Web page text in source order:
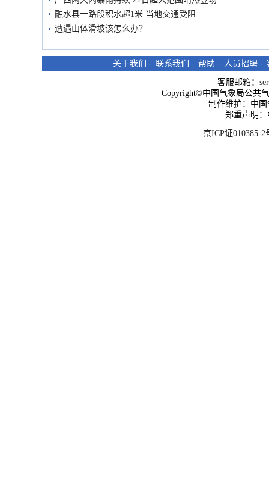
融水县一路段积水超1米 当地交通受阻
遭遇山体滑坡该怎么办？
关于我们 - 联系我们 - 帮助 - 人员招聘 -
客服邮箱：
Copyright©中国气象局公共
制作维护：中
郑重声明
京ICP证010385-2